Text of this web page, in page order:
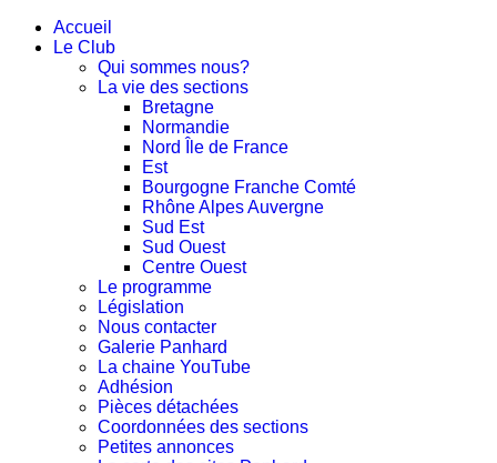
Accueil
Le Club
Qui sommes nous?
La vie des sections
Bretagne
Normandie
Nord Île de France
Est
Bourgogne Franche Comté
Rhône Alpes Auvergne
Sud Est
Sud Ouest
Centre Ouest
Le programme
Législation
Nous contacter
Galerie Panhard
La chaine YouTube
Adhésion
Pièces détachées
Coordonnées des sections
Petites annonces